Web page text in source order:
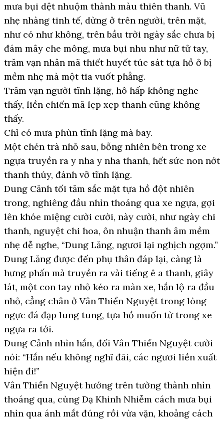
mưa bụi dệt nhuộm thành màu thiên thanh. Vũ
nhẹ nhàng tinh tế, dừng ở trên người, trên mặt,
như có như không, trên bầu trời ngày sắc chưa bị
đám mây che mông, mưa bụi nhu như nữ tử tay,
trăm vạn nhân mã thiết huyết túc sát tựa hồ ở bị
mềm nhẹ mà một tia vuốt phẳng.
Trăm vạn người tĩnh lặng, hô hấp không nghe
thấy, liền chiến mã lẹp xẹp thanh cũng không
thấy.
Chỉ có mưa phùn tĩnh lặng mà bay.
Một chén trà nhỏ sau, bỗng nhiên bên trong xe
ngựa truyền ra y nha y nha thanh, hết sức non nớt
thanh thúy, đánh vỡ tĩnh lặng.
Dung Cảnh tối tăm sắc mặt tựa hồ đột nhiên
trong, nghiêng đầu nhìn thoáng qua xe ngựa, gợi
lên khóe miệng cười cười, này cười, như ngày chi
thanh, nguyệt chi hoa, ôn nhuận thanh âm mềm
nhẹ dễ nghe, “Dung Lăng, ngươi lại nghịch ngợm.”
Dung Lăng được đến phụ thân đáp lại, càng là
hưng phấn mà truyền ra vài tiếng ê a thanh, giây
lát, một con tay nhỏ kéo ra màn xe, hắn lộ ra đầu
nhỏ, cẳng chân ở Vân Thiển Nguyệt trong lòng
ngực đá đạp lung tung, tựa hồ muốn từ trong xe
ngựa ra tới.
Dung Cảnh nhìn hắn, đối Vân Thiển Nguyệt cười
nói: “Hắn nếu không nghĩ đãi, các ngươi liền xuất
hiện đi!”
Vân Thiển Nguyệt hướng trên tường thành nhìn
thoáng qua, cùng Dạ Khinh Nhiễm cách mưa bụi
nhìn qua ánh mắt đúng rồi vừa vặn, khoảng cách